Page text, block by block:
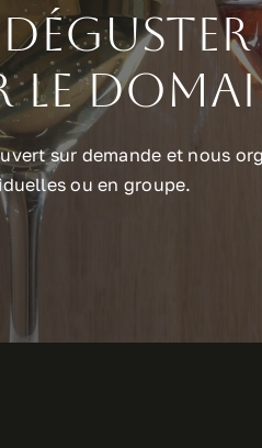
le
sur demande et nous
ou en groupe.